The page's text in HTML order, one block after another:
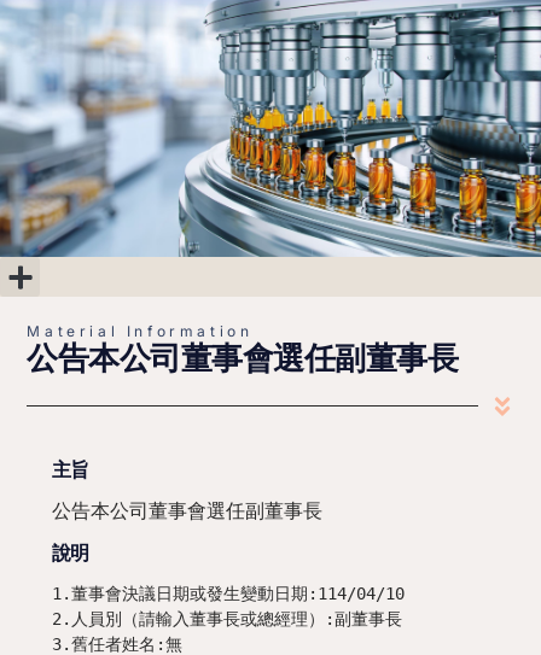
Material Information
公告本公司董事會選任副董事長
主旨
公告本公司董事會選任副董事長
說明
1.董事會決議日期或發生變動日期:114/04/10
2.人員別（請輸入董事長或總經理）:副董事長
3.舊任者姓名:無